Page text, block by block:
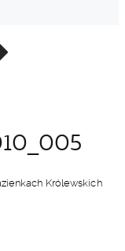
Królewskich